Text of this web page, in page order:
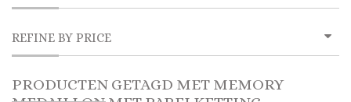
REFINE BY PRICE
PRODUCTEN GETAGD MET MEMORY